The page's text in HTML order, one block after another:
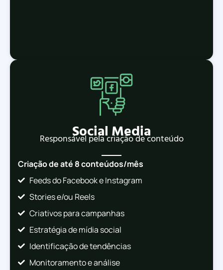
Social Media
Responsável pela criação de conteúdo
Criação de até 8 conteúdos/mês
Feeds do Facebook e Instagram
Stories e/ou Reels
Criativos para campanhas
Estratégia de mídia social
Identificação de tendências
Monitoramento e análise